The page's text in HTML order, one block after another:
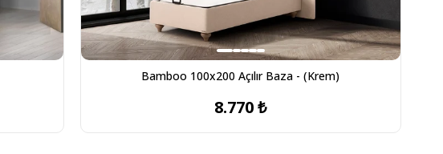
Bamboo 100x200 Açılır Baza - (Krem)
8.770 ₺